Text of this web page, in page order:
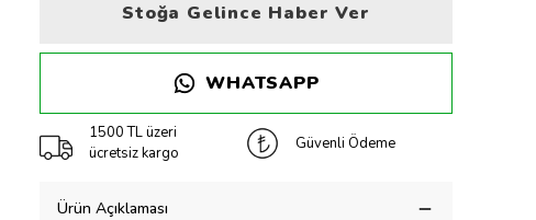
Stoğa Gelince Haber Ver
WHATSAPP
1500 TL üzeri
ücretsiz kargo
Güvenli Ödeme
Ürün Açıklaması